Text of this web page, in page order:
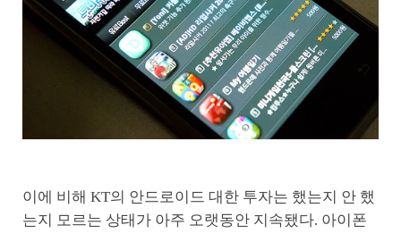
이에 비해 KT의 안드로이드 대한 투자는 했는지 안 했
는지 모르는 상태가 아주 오랫동안 지속됐다. 아이폰